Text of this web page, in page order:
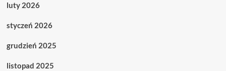
luty 2026
styczeń 2026
grudzień 2025
listopad 2025